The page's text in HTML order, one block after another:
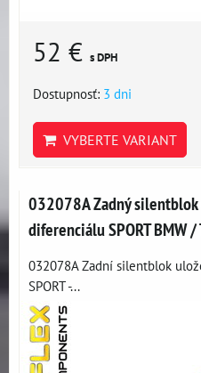
52 € s DPH
Dostupnosť: 3 dni
VYBERTE VARIANT
032078A Zadný
diferenciálu SPORT BMW /
032078A Zadní silentblok
SPORT -...